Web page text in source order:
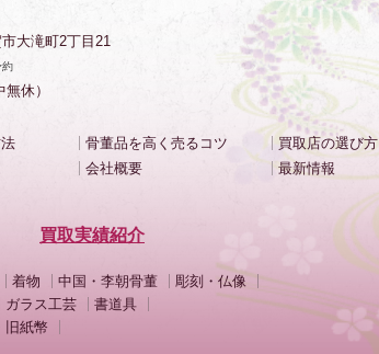
大滝町2丁目21
約
休）
骨董品を高く売るコツ 買取店の選び方
会社概要 最新情報
買取実績紹介
着物 中国・李朝骨董
彫刻・仏像
ガラス工芸
書道具
旧紙幣